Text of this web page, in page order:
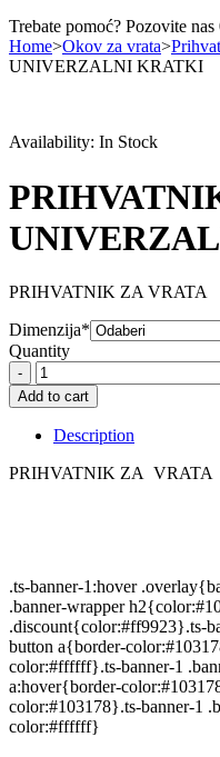
Trebate pomoć? Pozovite nas
Home>Okov za vrata>
UNIVERZALNI KRATKI
Availability: In Stock
PRIHVATNIK ZA VRATA
Dimenzija*
Quantity
PRIHVATNIK
UNIVERZALNI
KRATKI
quantity
Add to cart
Description
PRIHVATNIK ZA VRATA
.ts-banner-1:hover
.banner-wrapper
.discount{color:#ff9923}.ts-
button a{border-
color:#ffffff}.ts-banner-1
a:hover{border-
color:#103178}.ts-banner-1
color:#ffffff}